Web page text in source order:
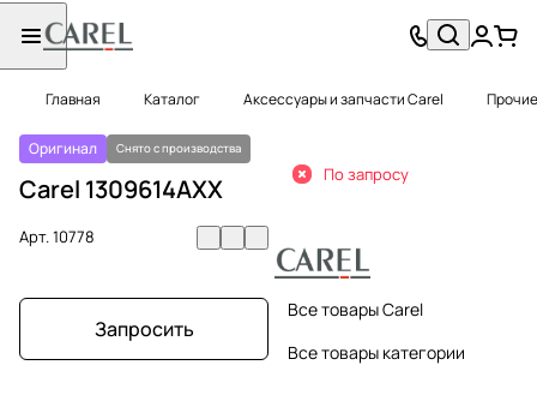
Главная Каталог Аксессуары и запчасти Carel
Оригинал Снято с производства
Carel 1309614AXX
Арт.10778
Запросить
По запросу
Все товары Carel
Все товары категории